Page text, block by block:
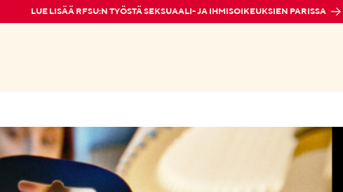
LUE LISÄÄ RFSU:N TYÖSTÄ SEKSUAALI- JA IHMISOIKEUKSIEN PARISSA